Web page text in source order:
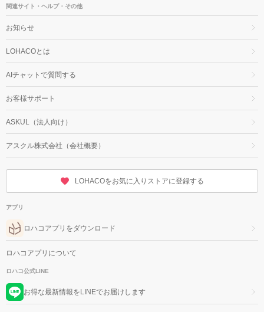
関連サイト・ヘルプ・その他
お知らせ
LOHACOとは
AIチャットで質問する
お客様サポート
ASKUL（法人向け）
アスクル株式会社（会社概要）
LOHACOをお気に入りストアに登録する
アプリ
ロハコアプリをダウンロード
ロハコアプリについて
ロハコ公式LINE
お得な最新情報をLINEでお届けします